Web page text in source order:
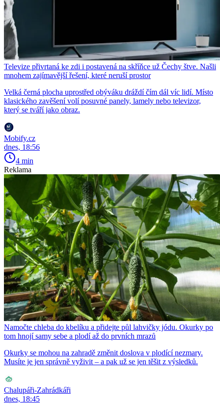
Televize přivrtaná ke zdi i postavená na skříňce už Čechy štve. Našli
mnohem zajímavější řešení, které neruší prostor
Velká černá plocha uprostřed obýváku dráždí čím dál víc lidí. Místo
klasického zavěšení volí posuvné panely, lamely nebo televizor,
který se tváří jako obraz.
Mobify.cz
dnes, 18:56
4 min
Reklama
Namočte chleba do kbelíku a přidejte půl lahvičky jódu. Okurky po
tom hnojí samy sebe a plodí až do prvních mrazů
Okurky se mohou na zahradě změnit doslova v plodící nezmary.
Musíte je jen správně vyživit – a pak už se jen těšit z výsledků.
Chalupáři-Zahrádkáři
dnes, 18:45